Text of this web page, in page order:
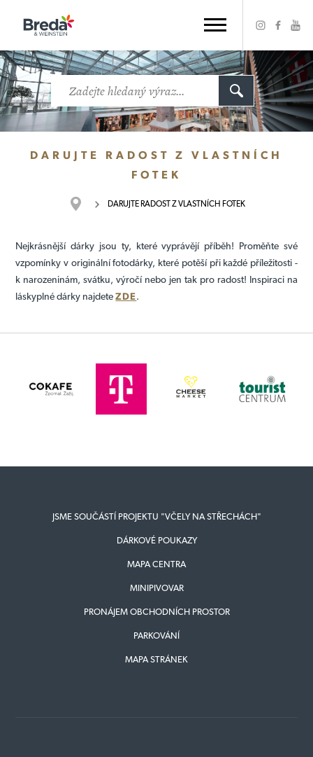
DARUJTE RADOST Z VLASTNÍCH
FOTEK
DARUJTE RADOST Z VLASTNÍCH FOTEK
Nejkrásnější dárky jsou ty, které vyprávějí příběh! Proměňte své
vzpomínky v originální fotodárky, které potěší při každé příležitosti -
k narozeninám, svátku, výročí nebo jen tak pro radost! Inspiraci na
láskyplné dárky najdeteZDE.
JSME SOUČÁSTÍ PROJEKTU "VČELY NA STŘECHÁCH"
DÁRKOVÉ POUKAZY
MAPA CENTRA
MINIPIVOVAR
PRONÁJEM OBCHODNÍCH PROSTOR
PARKOVÁNÍ
MAPA STRÁNEK